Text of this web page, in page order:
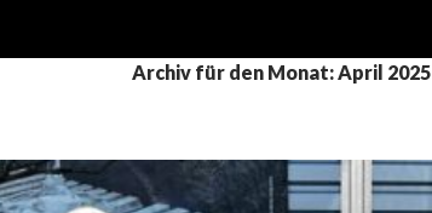
Archiv für den Monat: April 2025